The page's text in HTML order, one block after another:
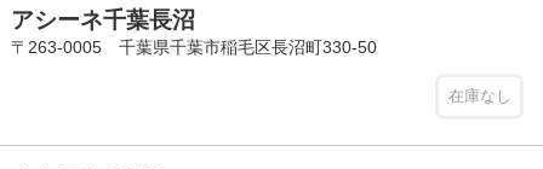
アシーネ千葉長沼
〒263-0005 千葉県千葉市稲毛区長沼町330-50
在庫なし